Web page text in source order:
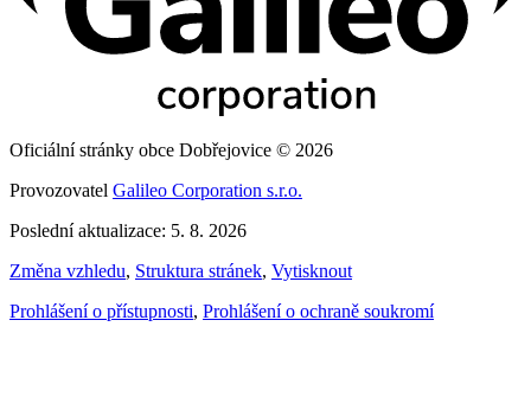
Oficiální stránky obce Dobřejovice © 2026
Provozovatel Galileo Corporation s.r.o.
Poslední aktualizace: 5. 8. 2026
Změna vzhledu, Struktura stránek, Vytisknout
Prohlášení o přístupnosti, Prohlášení o ochraně soukromí